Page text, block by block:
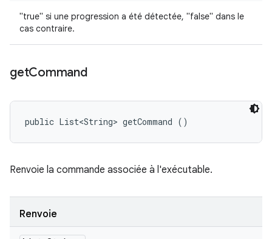
"true" si une progression a été détectée, "false" dans le
cas contraire.
getCommand
public List<String> getCommand ()
Renvoie la commande associée à l'exécutable.
Renvoie